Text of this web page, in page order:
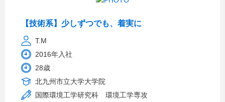
【技術系】少しずつでも、着実に
T.M
2016年入社
28歳
北九州市立大学大学院
国際環境工学研究科 環境工学専攻